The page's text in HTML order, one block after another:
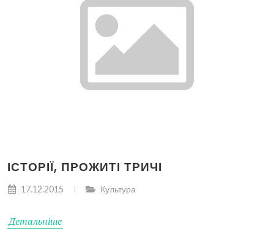
ІСТОРІЇ, ПРОЖИТІ ТРИЧІ
17.12.2015 Культура
Детальніше